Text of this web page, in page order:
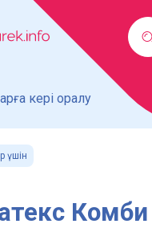
кері оралу
үшін
Комби